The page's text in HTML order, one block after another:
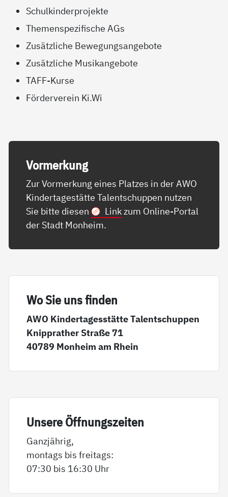
Schulkinderprojekte
Themenspezifische AGs
Zusätzliche Bewegungsangebote
Zusätzliche Musikangebote
TAFF-Kurse
Förderverein Ki.Wi
Vor­mer­kung
Zur Vormerkung eines Platzes in der AWO
Kindertagestätte Talentschuppen nutzen
Sie bitte diesen
Linkzum Online-Portal
der Stadt Monheim.
Wo Sie uns fin­den
AWO Kindertagesstätte Talentschuppen
Knipprather Straße 71
40789 Monheim am Rhein
Un­se­re Öff­nungs­zei­ten
Ganzjährig,
montags bis freitags:
07:30 bis 16:30 Uhr